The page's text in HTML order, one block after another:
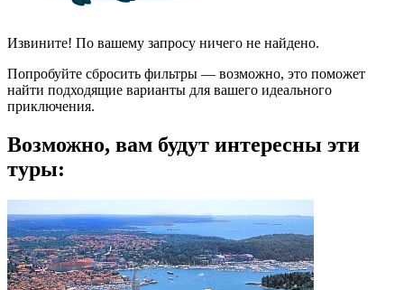
Извините! По вашему запросу ничего не найдено.
Попробуйте сбросить фильтры — возможно, это поможет
найти подходящие варианты для вашего идеального
приключения.
Возможно, вам будут интересны эти
туры: